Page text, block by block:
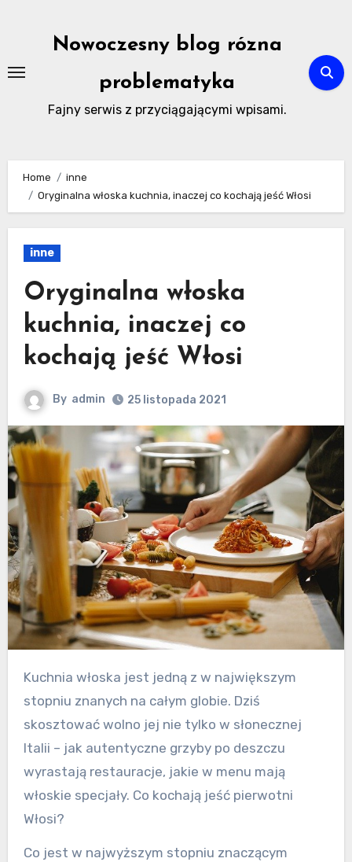
Nowoczesny blog rózna
problematyka
Fajny serwis z przyciągającymi wpisami.
Home
inne
Oryginalna włoska kuchnia, inaczej co kochają jeść Włosi
inne
Oryginalna włoska
kuchnia, inaczej co
kochają jeść Włosi
By admin 25 listopada 2021
Kuchnia włoska jest jedną z w największym
stopniu znanych na całym globie. Dziś
skosztować wolno jej nie tylko w słonecznej
Italii – jak autentyczne grzyby po deszczu
wyrastają restauracje, jakie w menu mają
włoskie specjały. Co kochają jeść pierwotni
Włosi?
Co jest w najwyższym stopniu znaczącym